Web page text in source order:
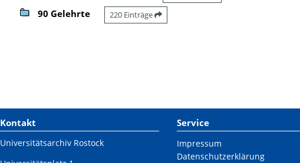
90 Gelehrte 220 Einträge
Kontakt
Universitätsarchiv Rostock
Service
Impressum
Datenschutzerklärung